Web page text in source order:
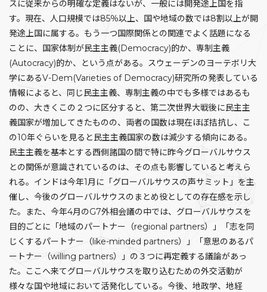
スに従来からの明確な定義はないが、一般には開発途上国を指
す。現在、人口規模では85％以上、国や地域の数では8割以上が開
発途上国に属する。もう一つ国際関係との関連でよく話題になる
ことに、国家体制が民主主義(Democracy)的か、専制主義
(Autocracy)的か、という点がある。スウェーデンのヨーテボリ大
学にあるV-Dem(Varieties of Democracy)研究所の発表している
情報によると、同じ民主主義、専制主義の中でも多様ではあるも
のの、大きくこの２つに区分すると、第二次世界大戦後に民主主
義国家が増加してきたものの、両者の国数は現在ほぼ拮抗し、こ
の10年ぐらいを見ると民主主義国家の数は減少する傾向にある。
民主主義を基本とする西側諸国の間で特に昨今グローバルサウス
との関係が意識されているのは、その点も影響していると考えら
れる。インドは今年1月に「グローバルサウスの声サミット」を主
催し、今後のグローバルサウスのまとめ役としての存在感を示し
た。また、今年4月のG7外相会議の中では、グローバルサウスを
目的ごとに「地域のパートナー（regional partners）」「志を同
じくするパートナー（like-minded partners）」「意思のあるパ
ートナー（willing partners）」の３つに再定義する議論があっ
た。ここへ来てグローバルサウスを取り込むための外交活動が
様々な国や地域において活発化している。今後、地政学、地経